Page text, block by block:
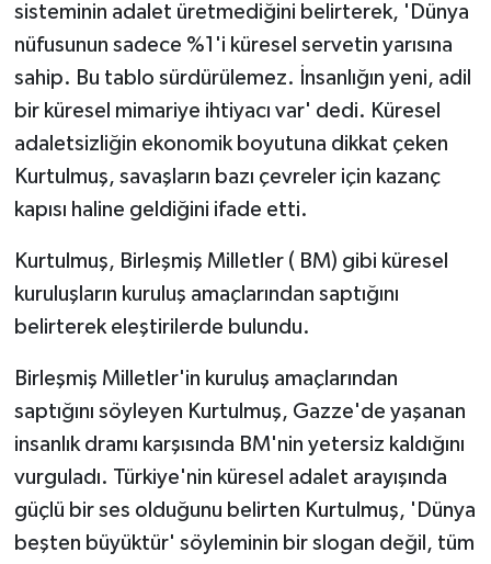
sisteminin adalet üretmediğini belirterek, 'Dünya
nüfusunun sadece %1'i küresel servetin yarısına
sahip. Bu tablo sürdürülemez. İnsanlığın yeni, adil
bir küresel mimariye ihtiyacı var' dedi. Küresel
adaletsizliğin ekonomik boyutuna dikkat çeken
Kurtulmuş, savaşların bazı çevreler için kazanç
kapısı haline geldiğini ifade etti.
Kurtulmuş, Birleşmiş Milletler ( BM) gibi küresel
kuruluşların kuruluş amaçlarından saptığını
belirterek eleştirilerde bulundu.
Birleşmiş Milletler'in kuruluş amaçlarından
saptığını söyleyen Kurtulmuş, Gazze'de yaşanan
insanlık dramı karşısında BM'nin yetersiz kaldığını
vurguladı. Türkiye'nin küresel adalet arayışında
güçlü bir ses olduğunu belirten Kurtulmuş, 'Dünya
beşten büyüktür' söyleminin bir slogan değil, tüm